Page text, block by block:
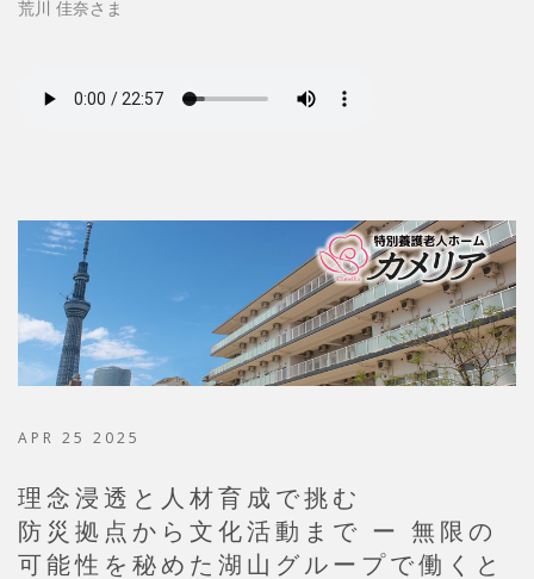
荒川 佳奈さま
APR 25 2025
理念浸透と人材育成で挑む
防災拠点から文化活動まで ー 無限の
可能性を秘めた湖山グループで働くと